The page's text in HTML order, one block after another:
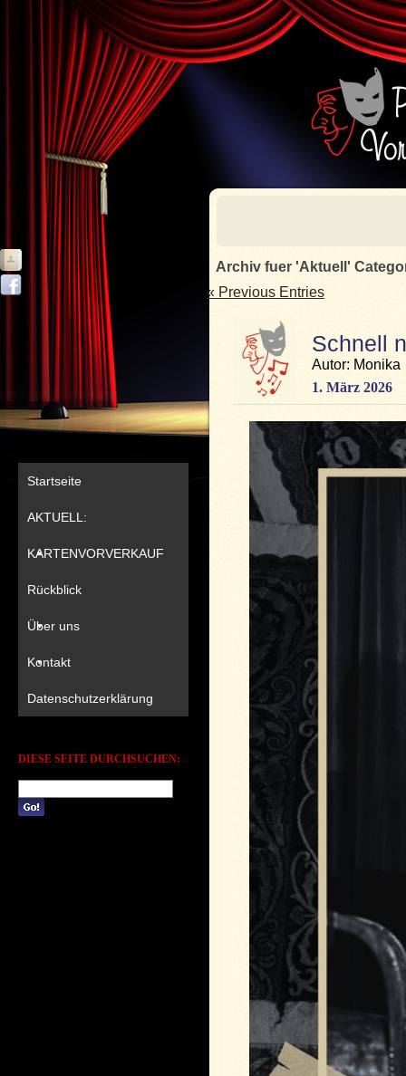
Startseite
AKTUELL:
KARTENVORVERKAUF
Rückblick
Über uns
Kontakt
Datenschutzerklärung
DIESE SEITE DURCHSUCHEN:
Archiv fuer 'Aktuell'
« Previous Entries
Schnell
Autor: Monika
1. März 2026